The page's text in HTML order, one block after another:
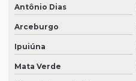
Antônio Dias
Arceburgo
Ipuiúna
Mata Verde